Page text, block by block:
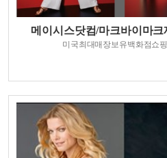
메이시스닷컴/마크바이마크
미국최대매장보유백화점쇼